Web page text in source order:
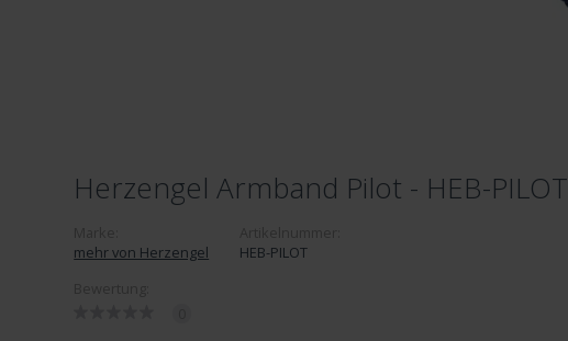
Herzengel Armband Pilot - HEB-PILOT
mehr von Herzengel
HEB-PILOT